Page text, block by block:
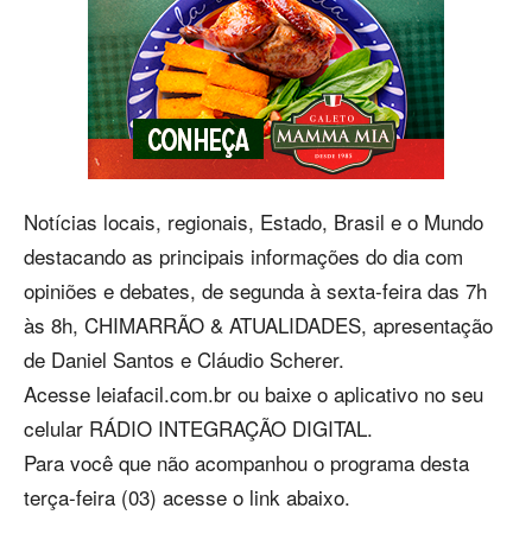
Notícias locais, regionais, Estado, Brasil e o Mundo
destacando as principais informações do dia com
opiniões e debates, de segunda à sexta-feira das 7h
às 8h, CHIMARRÃO & ATUALIDADES, apresentação
de Daniel Santos e Cláudio Scherer.
Acesse leiafacil.com.br ou baixe o aplicativo no seu
celular RÁDIO INTEGRAÇÃO DIGITAL.
Para você que não acompanhou o programa desta
terça-feira (03) acesse o link abaixo.